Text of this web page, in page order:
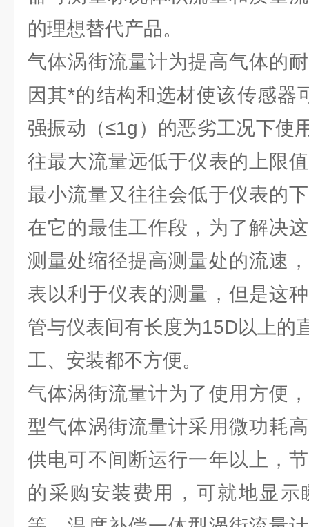
的理想替代产品。
气体涡街流量计为提高气体的
因其*的结构和选材使该传感
强振动（≤1g）的恶劣工况下使
往最大流量远低于仪表的上限
最小流量又往往会低于仪表的
在它的最佳工作段，为了解决
测量处缩径提高测量处的流速
表以利于仪表的测量，但是这
管与仪表间有长度为15D以上的
工、安装都不方便。
气体涡街流量计为了使用方便
型气体涡街流量计采用微功耗
供电可不间断运行一年以上，
的采购安装费用，可就地显